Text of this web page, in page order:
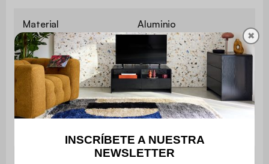
Material Aluminio
Material estructura Aluminio
Material de las lamas
de la pérgola
Acero galvanizado
✖